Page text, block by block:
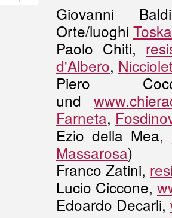
Giovanni
Orte/luoghi
Paolo Chiti,
d'Albero,
Piero
und
Farneta,
Ezio della Mea,
Massarosa)
Franco Zatini,
Lucio Ciccone,
Edoardo Decarli,